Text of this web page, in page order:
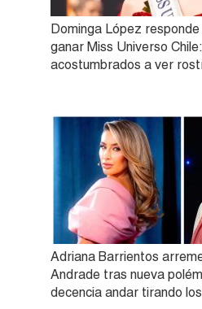
Dominga López
ganar Miss Universo
acostumbrados a ver
Adriana Barrientos
Andrade tras nueva
decencia andar tirando